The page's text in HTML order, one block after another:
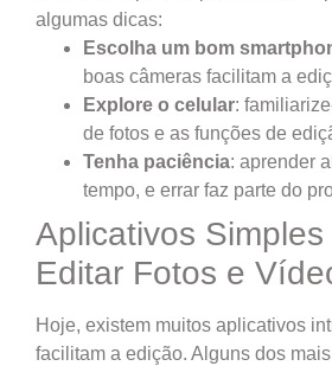
algumas dicas:
Escolha um bom
boas câmeras facilitam a
Explore o celular:
de fotos e as funções de
Tenha paciência: aprender
tempo, e errar faz parte do
Aplicativos
Editar Fotos e
Hoje, existem muitos aplicativos
facilitam a edição. Alguns dos